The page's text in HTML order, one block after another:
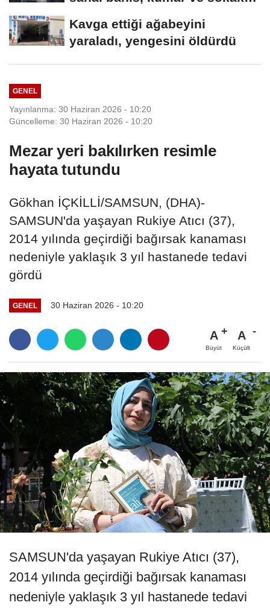
Kavga ettiği ağabeyini
yaraladı, yengesini öldürdü
GENEL
Yayınlanma: 30 Haziran 2026 - 10:20
Güncelleme: 30 Haziran 2026 - 10:20
Mezar yeri bakılırken resimle
hayata tutundu
Gökhan İÇKİLLİ/SAMSUN, (DHA)-
SAMSUN'da yaşayan Rukiye Atıcı (37),
2014 yılında geçirdiği bağırsak kanaması
nedeniyle yaklaşık 3 yıl hastanede tedavi
gördü
GENEL 30 Haziran 2026 - 10:20
A
Büyüt
A
Küçült
SAMSUN'da yaşayan Rukiye Atıcı (37),
2014 yılında geçirdiği bağırsak kanaması
nedeniyle yaklaşık 3 yıl hastanede tedavi